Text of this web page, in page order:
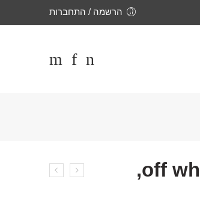
הרשמה / התחברות
סאטן מודפס – רקע off white,